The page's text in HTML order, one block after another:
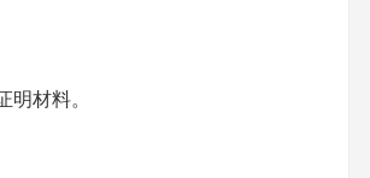
材料。